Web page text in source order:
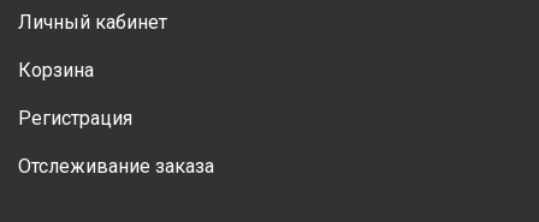
Личный кабинет
Корзина
Регистрация
Отслеживание заказа